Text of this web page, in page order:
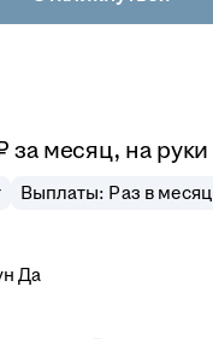
за месяц, на руки
Выплаты: Раз в месяц
Да